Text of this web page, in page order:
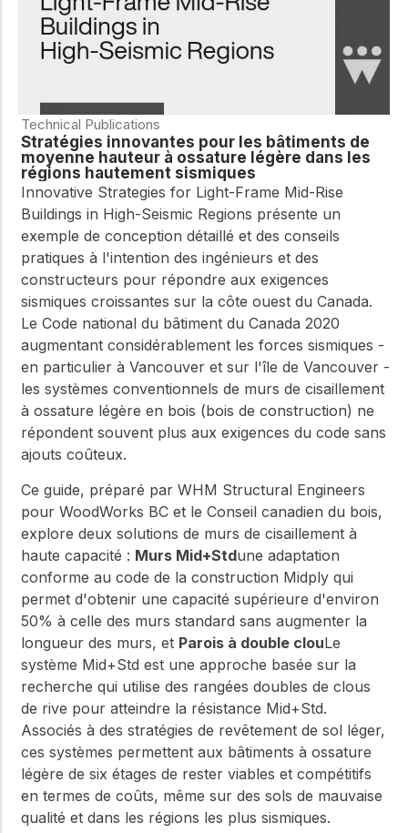
Technical Publications
Stratégies innovantes pour les bâtiments de
moyenne hauteur à ossature légère dans les
régions hautement sismiques
Innovative Strategies for Light-Frame Mid-Rise
Buildings in High-Seismic Regions présente un
exemple de conception détaillé et des conseils
pratiques à l'intention des ingénieurs et des
constructeurs pour répondre aux exigences
sismiques croissantes sur la côte ouest du Canada.
Le Code national du bâtiment du Canada 2020
augmentant considérablement les forces sismiques -
en particulier à Vancouver et sur l'île de Vancouver -
les systèmes conventionnels de murs de cisaillement
à ossature légère en bois (bois de construction) ne
répondent souvent plus aux exigences du code sans
ajouts coûteux.
Ce guide, préparé par WHM Structural Engineers
pour WoodWorks BC et le Conseil canadien du bois,
explore deux solutions de murs de cisaillement à
haute capacité : Murs Mid+Stdune adaptation
conforme au code de la construction Midply qui
permet d'obtenir une capacité supérieure d'environ
50% à celle des murs standard sans augmenter la
longueur des murs, et Parois à double clouLe
système Mid+Std est une approche basée sur la
recherche qui utilise des rangées doubles de clous
de rive pour atteindre la résistance Mid+Std.
Associés à des stratégies de revêtement de sol léger,
ces systèmes permettent aux bâtiments à ossature
légère de six étages de rester viables et compétitifs
en termes de coûts, même sur des sols de mauvaise
qualité et dans les régions les plus sismiques.